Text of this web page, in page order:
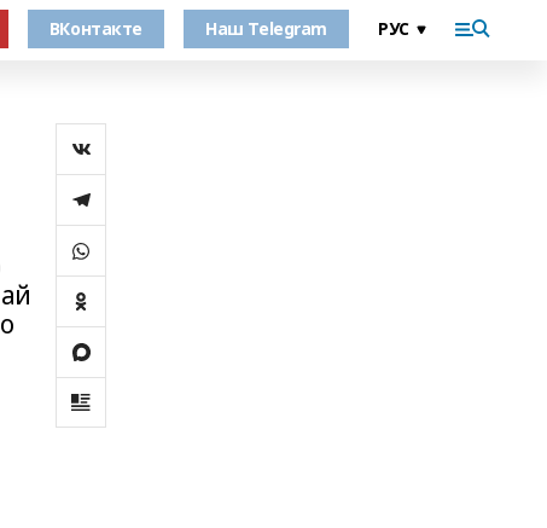
ВКонтакте Наш Telegram